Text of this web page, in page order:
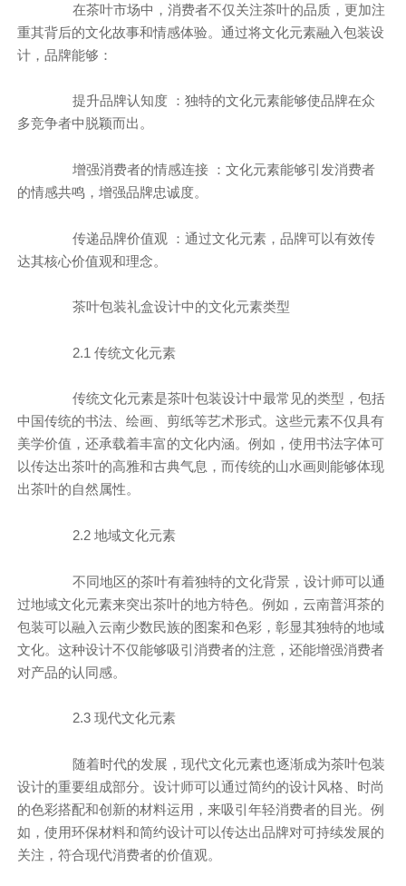
在茶叶市场中，消费者不仅关注茶叶的品质，更加注
重其背后的文化故事和情感体验。通过将文化元素融入包装设
计，品牌能够：
提升品牌认知度 ：独特的文化元素能够使品牌在众
多竞争者中脱颖而出。
增强消费者的情感连接 ：文化元素能够引发消费者
的情感共鸣，增强品牌忠诚度。
传递品牌价值观 ：通过文化元素，品牌可以有效传
达其核心价值观和理念。
茶叶包装礼盒设计中的文化元素类型
2.1 传统文化元素
传统文化元素是茶叶包装设计中最常见的类型，包括
中国传统的书法、绘画、剪纸等艺术形式。这些元素不仅具有
美学价值，还承载着丰富的文化内涵。例如，使用书法字体可
以传达出茶叶的高雅和古典气息，而传统的山水画则能够体现
出茶叶的自然属性。
2.2 地域文化元素
不同地区的茶叶有着独特的文化背景，设计师可以通
过地域文化元素来突出茶叶的地方特色。例如，云南普洱茶的
包装可以融入云南少数民族的图案和色彩，彰显其独特的地域
文化。这种设计不仅能够吸引消费者的注意，还能增强消费者
对产品的认同感。
2.3 现代文化元素
随着时代的发展，现代文化元素也逐渐成为茶叶包装
设计的重要组成部分。设计师可以通过简约的设计风格、时尚
的色彩搭配和创新的材料运用，来吸引年轻消费者的目光。例
如，使用环保材料和简约设计可以传达出品牌对可持续发展的
关注，符合现代消费者的价值观。